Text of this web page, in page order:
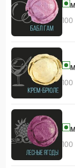
100
100
100